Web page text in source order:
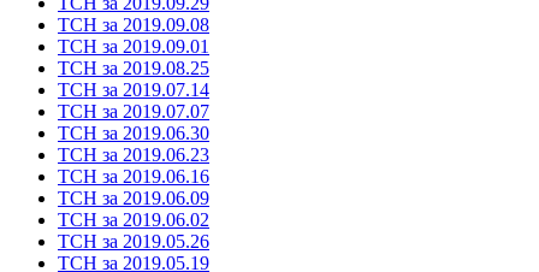
ТСН за 2019.09.08
ТСН за 2019.09.01
ТСН за 2019.08.25
ТСН за 2019.07.14
ТСН за 2019.07.07
ТСН за 2019.06.30
ТСН за 2019.06.23
ТСН за 2019.06.16
ТСН за 2019.06.09
ТСН за 2019.06.02
ТСН за 2019.05.26
ТСН за 2019.05.19